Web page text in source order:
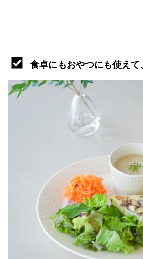
食卓にもおやつにも使え